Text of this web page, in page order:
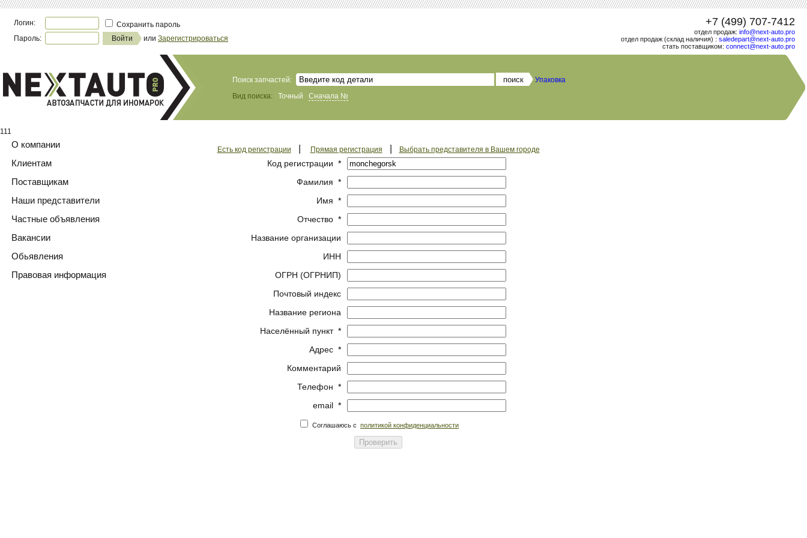
Логин:
Сохранить пароль
Пароль:
или Зарегистрироваться
+7 (499) 707-7412
отдел продаж: info@next-auto.pro
отдел продаж (склад наличия) : saledepart@next-auto.pro
стать поставщиком: connect@next-auto.pro
Поиск запчастей:
Упаковка
Вид поиска:
Точный Сначала №
111
О компании
Клиентам
Поставщикам
Наши представители
Частные объявления
Вакансии
Обьявления
Правовая информация
Есть код регистрации Прямая регистрация Выбрать представителя в Вашем городе
Код регистрации *
Фамилия *
Имя *
Отчество *
Название организации
ИНН
ОГРН (ОГРНИП)
Почтовый индекс
Название региона
Населённый пункт *
Адрес *
Комментарий
Телефон *
email *
Соглашаюсь с политикой конфиденциальности